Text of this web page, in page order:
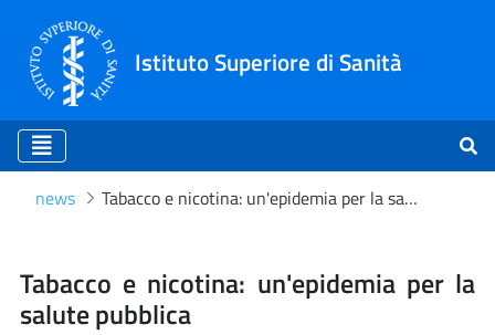
Istituto Superiore di Sanità
news Tabacco e nicotina: un'epidemia per la salute pubblica
Tabacco e nicotina:
Tabacco e nicotina: un'epidemia per la
salute pubblica